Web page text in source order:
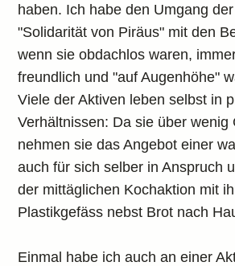
haben. Ich habe den Umgang
"Solidarität von Piräus" mit den
wenn sie obdachlos waren,
freundlich und "auf Augenhöhe"
Viele der Aktiven leben selbst in
Verhältnissen: Da sie über wenig
nehmen sie das Angebot einer
auch für sich selber in Anspruch
der mittäglichen Kochaktion mit
Plastikgefäss nebst Brot nach
Einmal habe ich auch an einer